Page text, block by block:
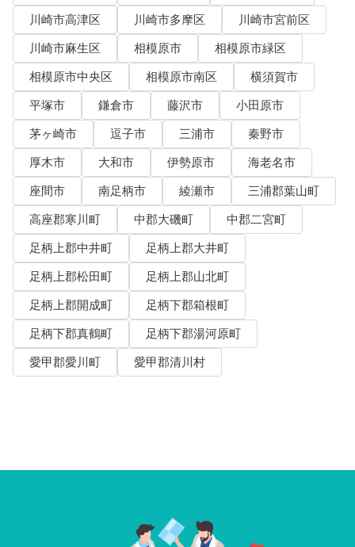
川崎市高津区
川崎市多摩区
川崎市宮前区
川崎市麻生区
相模原市
相模原市緑区
相模原市中央区
相模原市南区
横須賀市
平塚市
鎌倉市 藤沢市
小田原市
茅ヶ崎市
逗子市 三浦市
秦野市
厚木市
大和市 伊勢原市
海老名市
座間市
南足柄市 綾瀬市
三浦郡葉山町
高座郡寒川町
中郡大磯町
中郡二宮町
足柄上郡中井町
足柄上郡大井町
足柄上郡松田町
足柄上郡山北町
足柄上郡開成町
足柄下郡箱根町
足柄下郡真鶴町
足柄下郡湯河原町
愛甲郡愛川町
愛甲郡清川村